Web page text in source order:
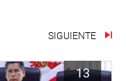
SIGUIENTE
13